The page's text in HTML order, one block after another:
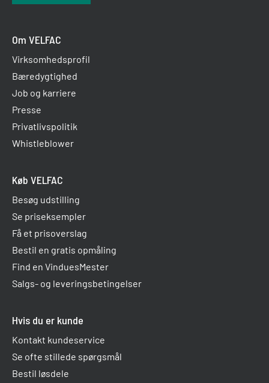
Om VELFAC
Virksomhedsprofil
Bæredygtighed
Job og karriere
Presse
Privatlivspolitik
Whistleblower
Køb VELFAC
Besøg udstilling
Se priseksempler
Få et prisoverslag
Bestil en gratis opmåling
Find en VinduesMester
Salgs- og leveringsbetingelser
Hvis du er kunde
Kontakt kundeservice
Se ofte stillede spørgsmål
Bestil løsdele